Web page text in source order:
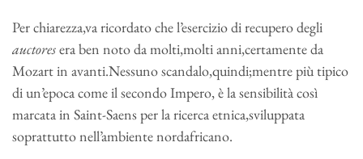
Per chiarezza,va ricordato che l’esercizio di recupero degli
auctoresera ben noto da molti,molti anni,certamente da
Mozart in avanti.Nessuno scandalo,quindi;mentre più tipico
di un’epoca come il secondo Impero, è la sensibilità così
marcata in Saint-Saens per la ricerca etnica,sviluppata
soprattutto nell’ambiente nordafricano.